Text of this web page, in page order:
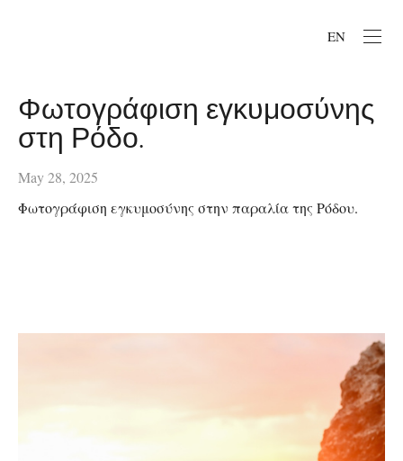
EN
Φωτογράφιση εγκυμοσύνης
στη Ρόδο.
May 28, 2025
Φωτογράφιση εγκυμοσύνης στην παραλία της Ρόδου.